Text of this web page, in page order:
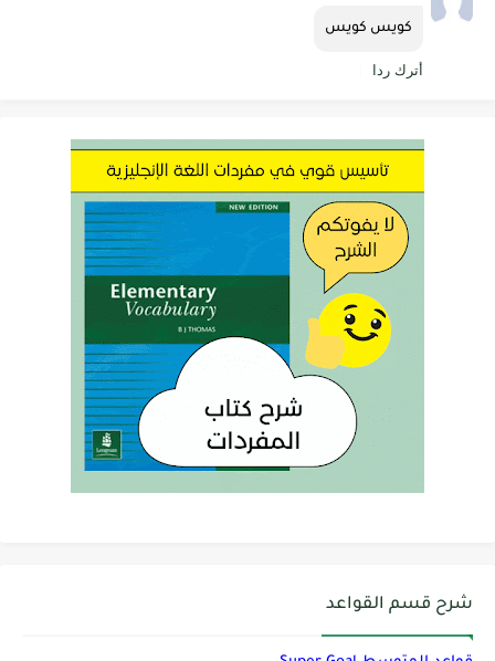
كويس كويس
أترك ردا
شرح قسم القواعد